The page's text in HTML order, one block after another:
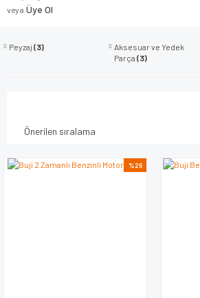
veya Üye Ol
Peyzaj (3)
Aksesuar ve Yedek
Parça (3)
%26